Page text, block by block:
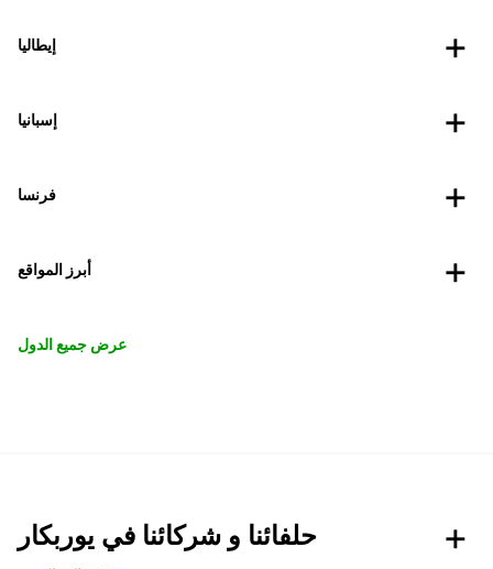
إيطاليا
إسبانيا
فرنسا
أبرز المواقع
عرض جميع الدول
حلفائنا و شركائنا في يوربكار